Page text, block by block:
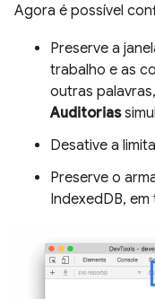
Agora é possível
Preserve a
trabalho e as
outras
Auditorias
Desative a
Preserve o
IndexedDB,